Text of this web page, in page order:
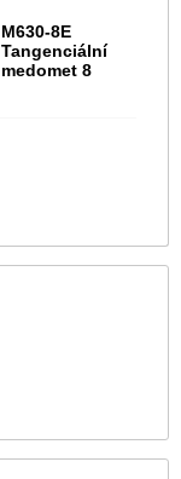
M630-8E
Tangenciální
medomet 8